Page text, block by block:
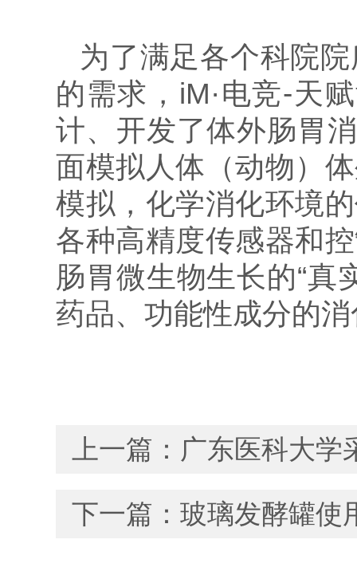
为了满足各个科院
的需求，iM·电竞-天
计、开发了体外肠胃
面模拟人体（动物）
模拟，化学消化环境
各种高精度传感器和
肠胃微生物生长的“真
药品、功能性成分的
上一篇： 广东医科大学
下一篇： 玻璃发酵罐使